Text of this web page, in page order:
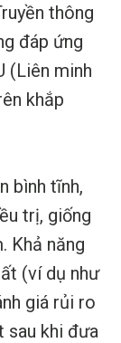
thông
đáp ứng
(Liên minh
khắp
bình tĩnh,
trị, giống
Khả năng
(ví dụ như
giá rủi ro
sau khi đưa